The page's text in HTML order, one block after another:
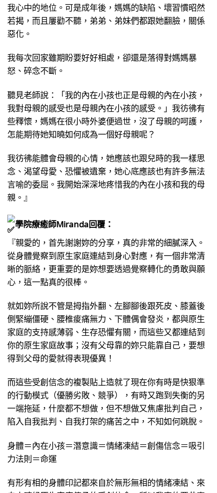
我心中的地位。可是成年後，媽媽的缺陷、壞習慣昭然
若揭，而且屢勸不聽，弟弟、弟妹們都跟她翻臉，關係
惡化。
我每次回家雖期盼要好好相處，卻還是落得對媽媽暴
怒、碎念不斷。
聽見老師說：「我的內在小孩也正是母親的內在小孩，
我對母親的感受也是母親內在小孩的感受。」我彷彿有
些釋懷，媽媽在很小時外婆便過世，沒了母親的呵護，
怎能期待她知曉如何成為一個好母親呢？
我彷彿能體會母親的心情，她應該也跟兒時的我一樣思
念、渴望母愛、恐懼被遺棄，她心底應該也有許多無法
言喻的委屈。我開始深深地疼惜我的內在小孩和我的母
親。』
學院療癒師Miranda回覆：
『親愛的，首先謝謝妳的分享，真的非常的細膩深入。
從身體覺察到原生家庭連結到身心對應，有一個非常清
晰的脈絡，更重要的是妳想要透過覺察轉化的勇敢與願
心，這一點真的很棒。
就如妳所說不管是拇指外翻、左腳腳後跟死皮、膝蓋後
側緊繃僵硬、腰椎痠痛無力、下體偶會發炎，都與原生
家庭的支持感薄弱、生存恐懼有關，而這些又都連結到
你的原生家庭故事；沒有父母靠的妳只能靠自己，要想
得到父母的愛就得表現優異！
而這些受創信念的複製貼上造就了現在你有時是快狠準
的行動模式（優勝劣敗、競爭），有時又跑到失衡的另
一端拖延，什麼都不想做，但不想做又焦慮批判自己，
陷入自我批判、自我打架的痛苦之中，不知如何跳脫。
身體＝內在小孩＝潛意識＝情緒凍結＝創傷信念＝吸引
力法則＝命運
有形有相的身體印記都來自於無形無相的情緒凍結、來